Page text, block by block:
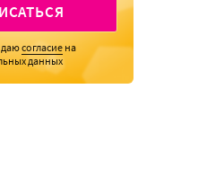
согласие на
данных